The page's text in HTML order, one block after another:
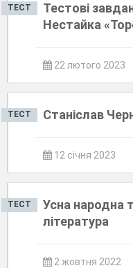
ТЕСТ
Тестові
Нестайка
22 лютого 2023
ТЕСТ Станіслав
12 січня 2023
ТЕСТ
Усна народна
література
2 жовтня 2022